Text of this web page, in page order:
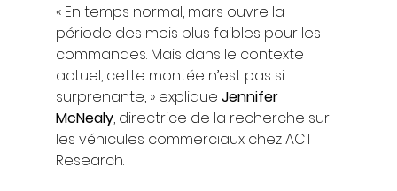
« En temps normal, mars ouvre la
période des mois plus faibles pour les
commandes. Mais dans le contexte
actuel, cette montée n’est pas si
surprenante, » explique Jennifer
McNealy, directrice de la recherche sur
les véhicules commerciaux chez ACT
Research.